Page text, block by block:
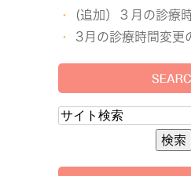
(追加）３月の診療
3月の診療時間変更